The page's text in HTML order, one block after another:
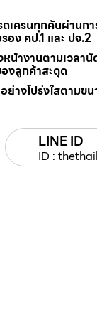
เครนทุกคันผ่านก
อง คป.1 และ ปจ.2
หน้างานตามเวล
งลูกค้าสะดุด
ย่างโปร่งใสตามข
LINE ID
ID :